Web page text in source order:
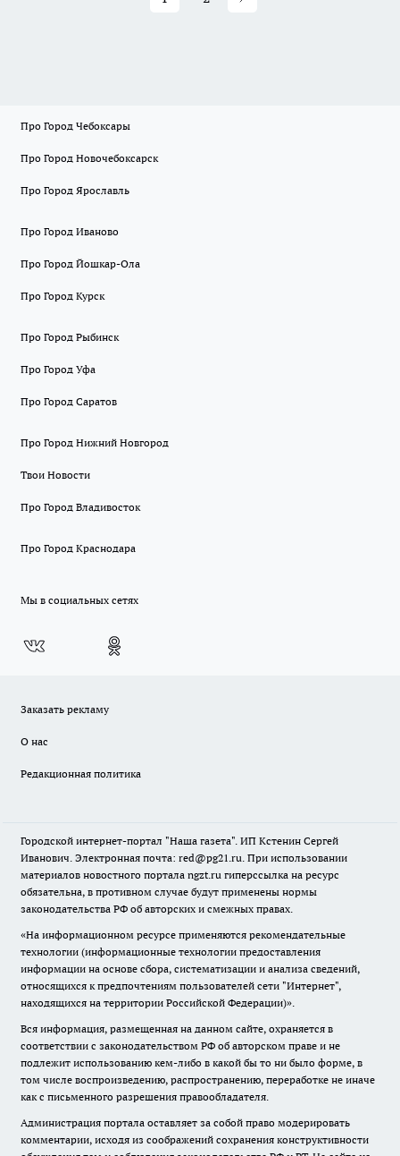
Про Город Чебоксары
Про Город Новочебоксарск
Про Город Ярославль
Про Город Иваново
Про Город Йошкар-Ола
Про Город Курск
Про Город Рыбинск
Про Город Уфа
Про Город Саратов
Про Город Нижний Новгород
Твои Новости
Про Город Владивосток
Про Город Краснодара
Мы в социальных сетях
Заказать рекламу
О нас
Редакционная политика
Городской интернет-портал "Наша газета". ИП Кстенин Сергей
Иванович. Электронная почта: red@pg21.ru. При использовании
материалов новостного портала ngzt.ru гиперссылка на ресурс
обязательна, в противном случае будут применены нормы
законодательства РФ об авторских и смежных правах.
«На информационном ресурсе применяются рекомендательные
технологии (информационные технологии предоставления
информации на основе сбора, систематизации и анализа сведений,
относящихся к предпочтениям пользователей сети "Интернет",
находящихся на территории Российской Федерации)».
Вся информация, размещенная на данном сайте, охраняется в
соответствии с законодательством РФ об авторском праве и не
подлежит использованию кем-либо в какой бы то ни было форме, в
том числе воспроизведению, распространению, переработке не иначе
как с письменного разрешения правообладателя.
Администрация портала оставляет за собой право модерировать
комментарии, исходя из соображений сохранения конструктивности